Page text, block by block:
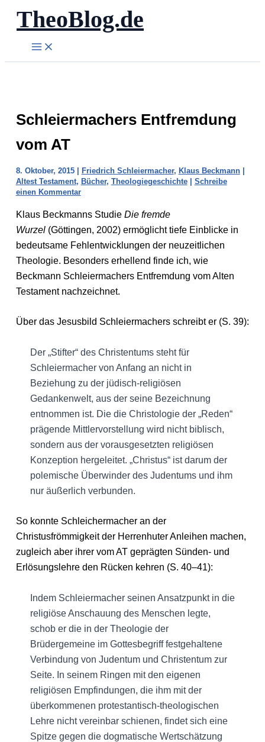
Zum
Inhalt
springen
TheoBlog.de
Schleiermachers Entfremdung
vom AT
8. Oktober, 2015 | Friedrich Schleiermacher, Klaus Beckmann|
Altest Testament, Bücher, Theologiegeschichte| Schreibe
einen Kommentar
Klaus Beckmanns Studie Die fremde
Wurzel(Göttingen, 2002) ermöglicht tiefe Einblicke in
bedeutsame Fehlentwicklungen der neuzeitlichen
Theologie. Besonders erhellend finde ich, wie
Beckmann Schleiermachers Entfremdung vom Alten
Testament nachzeichnet.
Über das Jesusbild Schleiermachers schreibt er (S. 39):
Der „Stifter“ des Christentums steht für
Schleiermacher von Anfang an nicht in
Beziehung zu der jüdisch-religiösen
Gedankenwelt, aus der seine Bezeichnung
entnommen ist. Die die Christologie der „Reden“
prägende Mittlervorstellung wird nicht biblisch,
sondern aus der vorausgesetzten religiösen
Konzeption hergeleitet. „Christus“ ist darum der
polemische Überwinder des Judentums und ihm
nur äußerlich verbunden.
So konnte Schleichermacher an der
Christusfrömmigkeit der Herrenhuter Anleihen machen,
zugleich aber ihrer vom AT geprägten Sünden- und
Erlösungslehre den Rücken kehren (S. 40–41):
Indem Schleiermacher seinen Ansatzpunkt in die
religiöse Anschauung des Menschen legte,
schob er die in der Theologie der
Brüdergemeine im Gottesbegriff festgehaltene
Verbindung von Judentum und Christentum zur
Seite. In seinem Ringen mit den eigenen
religiösen Empfindungen, die ihm mit der
überkommenen protestantisch-theologischen
Lehre nicht vereinbar schienen, findet sich eine
Spitze gegen die dogmatische Wertschätzung